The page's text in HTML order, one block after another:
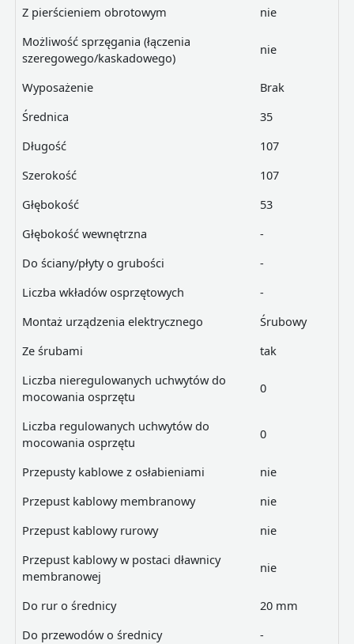
Z pierścieniem obrotowym
nie
Możliwość sprzęgania (łączenia
szeregowego/kaskadowego)
nie
Wyposażenie
Brak
Średnica
35
Długość
107
Szerokość
107
Głębokość
53
Głębokość wewnętrzna
-
Do ściany/płyty o grubości
-
Liczba wkładów osprzętowych
-
Montaż urządzenia elektrycznego
Śrubowy
Ze śrubami
tak
Liczba nieregulowanych uchwytów do
mocowania osprzętu
0
Liczba regulowanych uchwytów do
mocowania osprzętu
0
Przepusty kablowe z osłabieniami
nie
Przepust kablowy membranowy
nie
Przepust kablowy rurowy
nie
Przepust kablowy w postaci dławnicy
membranowej
nie
Do rur o średnicy
20 mm
Do przewodów o średnicy
-